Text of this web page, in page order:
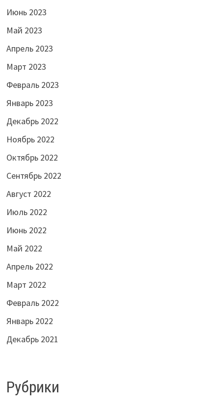
Июнь 2023
Май 2023
Апрель 2023
Март 2023
Февраль 2023
Январь 2023
Декабрь 2022
Ноябрь 2022
Октябрь 2022
Сентябрь 2022
Август 2022
Июль 2022
Июнь 2022
Май 2022
Апрель 2022
Март 2022
Февраль 2022
Январь 2022
Декабрь 2021
Рубрики